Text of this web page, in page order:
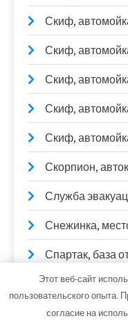
Скиф,
Скиф,
Скиф,
Скиф,
Скиф,
Скорпион,
Служба
Снежинка,
Спартак, база
Спецавтотранс
Старые
Этот веб-сайт
пользовательского опыта.
согласие на